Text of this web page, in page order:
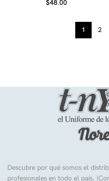
$48.00
1 2
Descubre por qué somos el
profesionales en todo el país.